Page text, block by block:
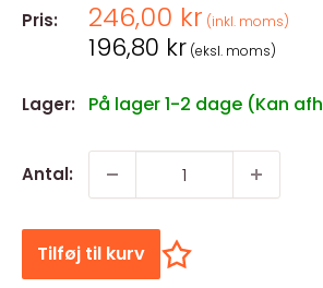
Pris: Salgspris
246,00 kr (inkl. moms)
Salgspris
196,80 kr (eksl. moms)
Lager: På lager 1-2 dage (Kan
Antal:
Tilføj til kurv